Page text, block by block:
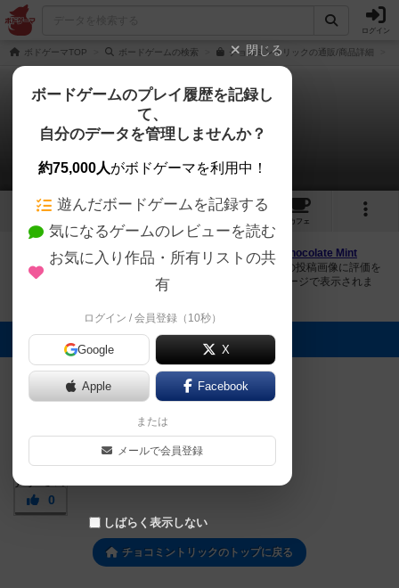
ログイン
ボドゲーマTOP ボードゲームの検索 チョコミントリックの通販/商品詳細
チョコミントリック
1件の画像
1
カフェ
ボドゲーマにログインすると、 「チョコミントリック（Chocolate Mint
Trick）」の画像をアップロード出来たり、他のユーザーの投稿画像に評価を
付けることができます。また、トップ6の画像は様々なページで表示されま
トップに表示される画像
yuya
0
チョコミントリックのトップに戻る
閉じる
ボードゲームのプレイ履歴を記録し
て、
自分のデータを管理しませんか？
約75,000人がボドゲーマを利用中！
遊んだボードゲームを記録する
気になるゲームのレビューを読む
お気に入り作品・所有リストの共
有
ログイン / 会員登録（10秒）
Google X
Apple Facebook
または
メールで会員登録
しばらく表示しない